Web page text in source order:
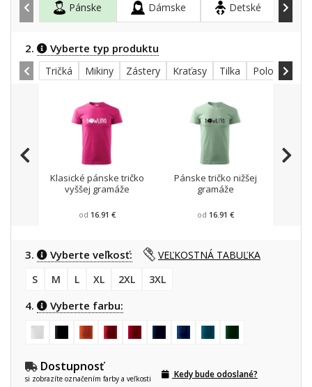
Pánske Dámske Detské
2. Vyberte typ produktu
Tričká Mikiny Zástery Kraťasy Tilka Polokošele
Klasické pánske tričko
vyššej gramáže
od 16.91 €
Pánske tričko nižšej
gramáže
od 16.91 €
3. Vyberte veľkosť:
VEĽKOSTNÁ TABUĽKA
S
M L XL 2XL 3XL
4. Vyberte farbu:
Dostupnosť
si zobrazíte označením farby a veľkosti Kedy bude odoslané?